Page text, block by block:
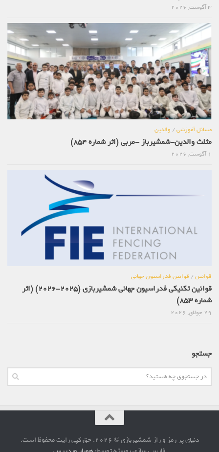
مسائل آموزشی/والدین
مثلث والدین-شمشیرباز -مربی (اثر شماره 854)
قوانین/قوانین فدراسیون جهانی
قوانین تکنیکی فدراسیون جهانی شمشیربازی (2025-2026) (اثر
شماره 853)
جستجو
دنیای پر رمز و راز شمشیربازی © 2026. حق کپی رایت محفوظ است.